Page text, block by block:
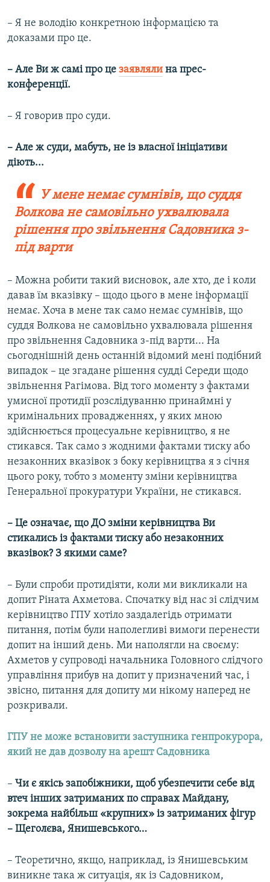
– Я не володію конкретною інформацією та
доказами про це.
– Але Ви ж самі про це заявляли на прес-
конференції.
– Я говорив про суди.
– Але ж суди, мабуть, не із власної ініціативи
діють...
У мене немає сумнівів, що суддя
Волкова не самовільно ухвалювала
рішення про звільнення Садовника з-
під варти
– Можна робити такий висновок, але хто, де і коли
давав їм вказівку – щодо цього в мене інформації
немає. Хоча в мене так само немає сумнівів, що
суддя Волкова не самовільно ухвалювала рішення
про звільнення Садовника з-під варти... На
сьогоднішній день останній відомий мені подібний
випадок – це згадане рішення судді Середи щодо
звільнення Рагімова. Від того моменту з фактами
умисної протидії розслідуванню принаймні у
кримінальних провадженнях, у яких мною
здійснюється процесуальне керівництво, я не
стикався. Так само з жодними фактами тиску або
незаконних вказівок з боку керівництва я з січня
цього року, тобто з моменту зміни керівництва
Генеральної прокуратури України, не стикався.
– Це означає, що ДО зміни керівництва Ви
стикались із фактами тиску або незаконних
вказівок? З якими саме?
– Були спроби протидіяти, коли ми викликали на
допит Ріната Ахметова. Спочатку від нас зі слідчим
керівництво ГПУ хотіло заздалегідь отримати
питання, потім були наполегливі вимоги перенести
допит на інший день. Ми наполягли на своєму:
Ахметов у супроводі начальника Головного слідчого
управління прибув на допит у призначений час, і
звісно, питання для допиту ми нікому наперед не
розкривали.
ГПУ не може встановити заступника генпрокурора,
який не дав дозволу на арешт Садовника
– Чи є якісь запобіжники, щоб убезпечити себе від
втеч інших затриманих по справах Майдану,
зокрема найбільш «крупних» із затриманих фігур
– Щеголєва, Янишевського…
– Теоретично, якщо, наприклад, із Янишевським
виникне така ж ситуація, як із Садовником,